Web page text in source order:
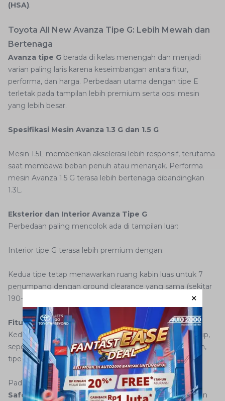
(HSA).
Toyota All New Avanza Tipe G: Lebih Mewah dan
Bertenaga
Avanza tipe G berada di kelas menengah dan menjadi
varian paling laris karena keseimbangan antara fitur,
performa, dan harga. Perbedaan utama dengan tipe E
terletak pada tampilan lebih premium serta opsi mesin
yang lebih besar.
Spesifikasi Mesin Avanza 1.3 G dan 1.5 G
Mesin 1.5L memberikan akselerasi lebih responsif, terutama
saat membawa beban penuh atau menanjak. Performa
mesin Avanza 1.5 G terasa lebih bertenaga dibandingkan
1.3L.
Eksterior dan Interior Avanza Tipe G
Perbedaan paling mencolok ada di tampilan luar:
Interior tipe G terasa lebih premium dengan:
Kedua tipe tetap menawarkan ruang kabin luas untuk 7
penumpang dengan ground clearance yang sama (sekitar
190-195 mm), cocok untuk jalan Indonesia.
Fitur Keselamatan
Kedua varian memiliki fitur keselamatan dasar yang mirip,
seperti Dual Airbag, VSC, HSA, ABS + EBD + BA. Namun,
tipe G biasanya mendapat tambahan:
Pada varian tertinggi 1.5 G CVT TSS, tersediaToyota
Safety Sensedengan fitur canggih seperti Pre-Collision